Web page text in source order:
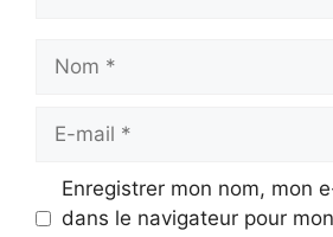
Nom
Enregistrer mon nom, mon
dans le navigateur pour